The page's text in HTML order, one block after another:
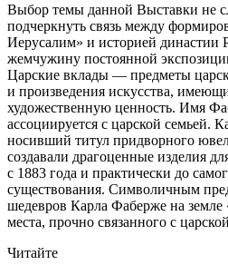
Выбор темы данной Выставки не
подчеркнуть связь между
Иерусалим» и историей династии
жемчужину постоянной
Царские вклады — предметы
и произведения искусства,
художественную ценность. Имя
ассоциируется с царской семьей.
носивший титул придворного
создавали драгоценные изделия
с 1883 года и практически до
существования. Символичным
шедевров Карла Фаберже на
места, прочно связанного с
Читайте